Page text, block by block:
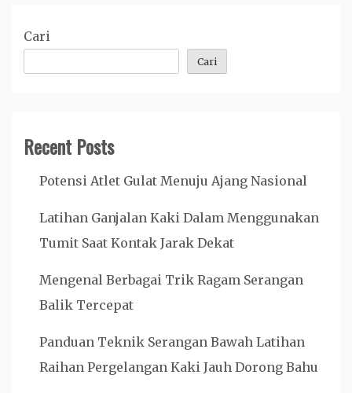
Cari
Cari
Recent Posts
Potensi Atlet Gulat Menuju Ajang Nasional
Latihan Ganjalan Kaki Dalam Menggunakan
Tumit Saat Kontak Jarak Dekat
Mengenal Berbagai Trik Ragam Serangan
Balik Tercepat
Panduan Teknik Serangan Bawah Latihan
Raihan Pergelangan Kaki Jauh Dorong Bahu